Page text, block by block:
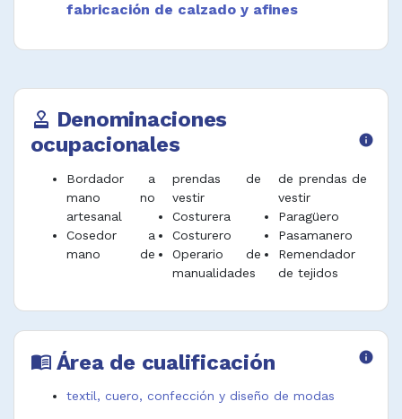
fabricación de calzado y afines
approval Denominaciones
ocupacionales
info
Bordador a
mano no
artesanal
Cosedor a
mano de
prendas de
vestir
Costurera
Costurero
Operario de
manualidades
de prendas de
vestir
Paragüero
Pasamanero
Remendador
de tejidos
menu_book Área de cualificación info
textil, cuero, confección y diseño de modas